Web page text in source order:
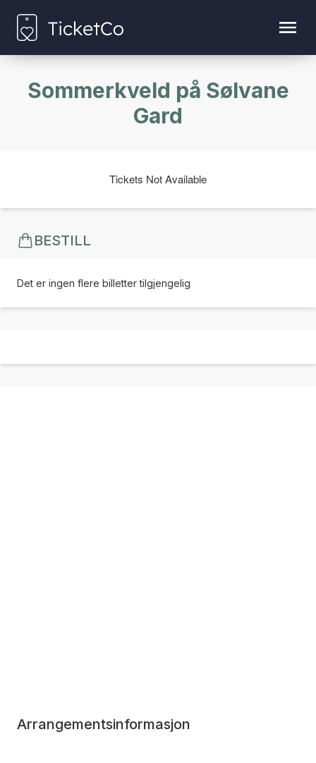
Sommerkveld på Sølvane
Gard
Tickets Not Available
BESTILL
Det er ingen flere billetter tilgjengelig
Arrangementsinformasjon